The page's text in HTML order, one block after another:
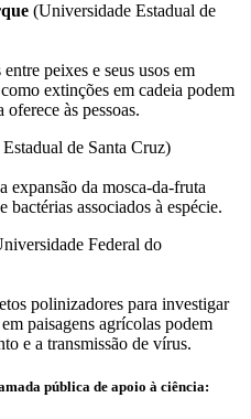
(Universidade Estadual de
peixes e seus usos em
extinções em cadeia podem
às pessoas.
de Santa Cruz)
expansão da mosca-da-fruta
associados à espécie.
Federal do
polinizadores para investigar
paisagens agrícolas podem
e a transmissão de vírus.
pública de apoio à ciência: